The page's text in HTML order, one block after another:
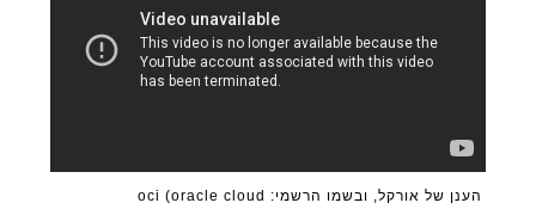
הענן של אורקל, ובשמו הרשמי: oci (oracle cloud